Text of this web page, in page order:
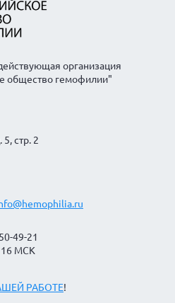
организация
общество гемофилии"
стр. 2
49-21
16 МСК
РАБОТЕ!